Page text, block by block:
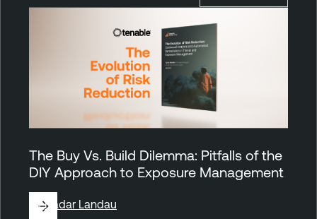
The Buy Vs. Build Dilemma: Pitfalls of the
DIY Approach to Exposure Management
ByHadar Landau